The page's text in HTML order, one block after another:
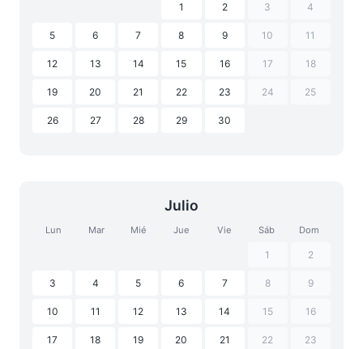
1 2 3 4
5 6 7 8 9 10 11
12 13 14 15 16 17 18
19 20 21 22 23 24 25
26 27 28 29 30
Julio
Lun Mar Mié Jue Vie Sáb Dom
1 2
3 4 5 6 7 8 9
10 11 12 13 14 15 16
17 18 19 20 21 22 23